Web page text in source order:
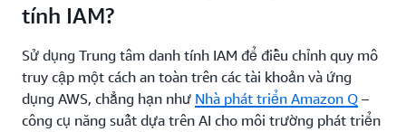
dụng Trung tâm danh tính IAM với nguồn định danh
quyền truy cập của lực lượng lao động vào một
phần hoặc toàn bộ môi trường AWS của bạn.
tính IAM?
Sử dụng Trung tâm danh tính IAM để điều chỉnh quy mô
truy cập một cách an toàn trên các tài khoản và ứng
dụng AWS, chẳng hạn như Nhà phát triển Amazon Q –
công cụ năng suất dựa trên AI cho môi trường phát triển